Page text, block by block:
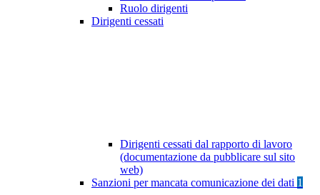
Ruolo dirigenti
Dirigenti cessati
Dirigenti cessati dal rapporto di lavoro
(documentazione da pubblicare sul sito
web)
Sanzioni per mancata comunicazione dei dati 1